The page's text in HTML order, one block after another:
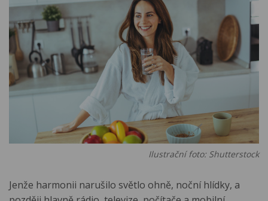
Ilustrační foto: Shutterstock
Jenže harmonii narušilo světlo ohně, noční hlídky, a